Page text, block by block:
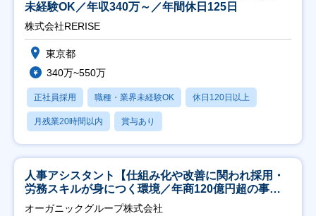
未経験OK／年収340万～／年間休日125日
株式会社RERISE
東京都
340万~550万
正社員採用 職種・業界未経験OK 休日120日以上
月残業20時間以内 賞与あり
人事アシスタント【仕組み化や改善に関われ採用・
労務スキルが身につく環境／年商120億円超の事業
会社】
オーガニックグループ株式会社